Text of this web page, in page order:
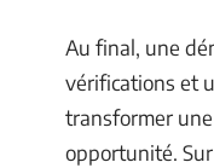
Au final, une
vérifications et
transformer
opportunité.